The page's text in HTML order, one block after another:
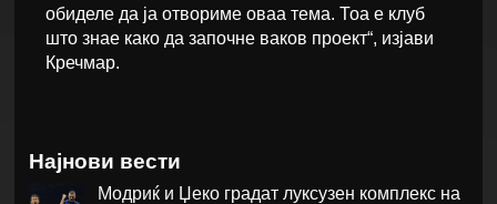
обиделе да ја отвориме оваа тема. Тоа е клуб
што знае како да започне ваков проект“, изјави
Кречмар.
Најнови вести
Модриќ и Џеко градат луксузен комплекс на